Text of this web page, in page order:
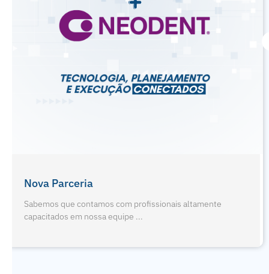
altamente
Sabemos que contamos com
capacitados em nossa equipe ...